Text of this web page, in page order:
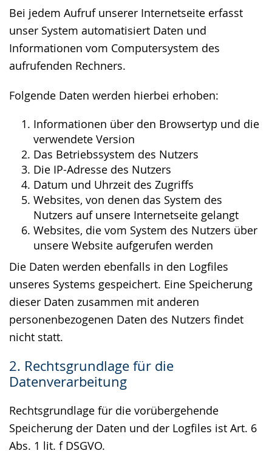
Bei jedem Aufruf unserer Internetseite erfasst
unser System automatisiert Daten und
Informationen vom Computersystem des
aufrufenden Rechners.
Folgende Daten werden hierbei erhoben:
Informationen über den Browsertyp und die
verwendete Version
Das Betriebssystem des Nutzers
Die IP-Adresse des Nutzers
Datum und Uhrzeit des Zugriffs
Websites, von denen das System des
Nutzers auf unsere Internetseite gelangt
Websites, die vom System des Nutzers über
unsere Website aufgerufen werden
Die Daten werden ebenfalls in den Logfiles
unseres Systems gespeichert. Eine Speicherung
dieser Daten zusammen mit anderen
personenbezogenen Daten des Nutzers findet
nicht statt.
2. Rechtsgrundlage für die
Datenverarbeitung
Rechtsgrundlage für die vorübergehende
Speicherung der Daten und der Logfiles ist Art. 6
Abs. 1 lit. f DSGVO.
angezeigt.